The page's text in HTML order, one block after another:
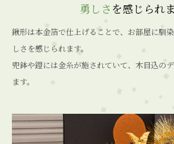
勇しさを感じられ
鍬形は本金箔で仕上げることで、お部屋に馴
しさを感じられます。
兜鉢や鎧には金糸が施されていて、木目込の
ます。